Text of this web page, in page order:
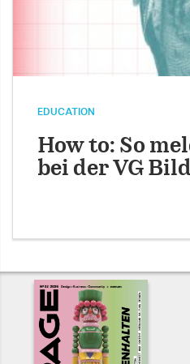
EDUCATION
How to: So
bei der VG